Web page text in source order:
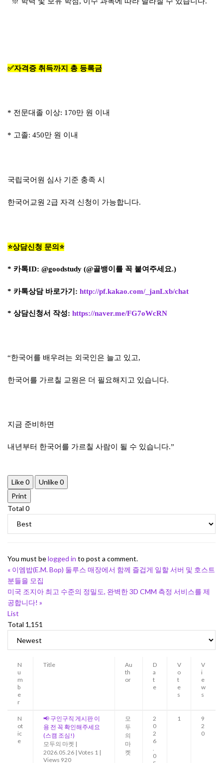
✅자격증 취득까지 총 등록금
* 전문대졸 이상: 170만 원 이내
* 고졸: 450만 원 이내
국립국어원 심사 기준 충족 시
한국어교원 2급 자격 신청이 가능합니다.
⭐상담신청 문의⭐
* 카톡ID: @goodstudy (@골뱅이를 꼭 붙여주세요.)
* 카톡상담 바로가기: http://pf.kakao.com/_janLxb/chat
* 상담신청서 작성: https://naver.me/FG7oWcRN
“한국어를 배우려는 외국인은 늘고 있고,
한국어를 가르칠 교원은 더 필요해지고 있습니다.
지금 준비하면
내년부터 한국어를 가르칠 사람이 될 수 있습니다.”
Like0 Unlike0
Print
Total 0
You must belogged in to post a comment.
« 이엠밥(E.M. Bop) 둘루스 매장에서 함께 즐겁게 일할 서버 및 호스트
분들을 모집
미국 조지아 최고 수준의 정밀도, 완벽한 3D CMM 측정 서비스를 제
공합니다! »
List
Total 1,151
N
u
m
b
e
r
Title
Au
th
or
D
a
t
e
V
o
t
e
s
V
i
e
w
s
N
ot
ic
e
📢 구인구직 게시판 이
용 전 꼭 확인해주세요
(스캠 조심!)
모두의 마켓 |
2026.05.26 | Votes 1 |
Views 920
모
두
의
마
켓
2
0
2
6
.
0
1
9
2
0